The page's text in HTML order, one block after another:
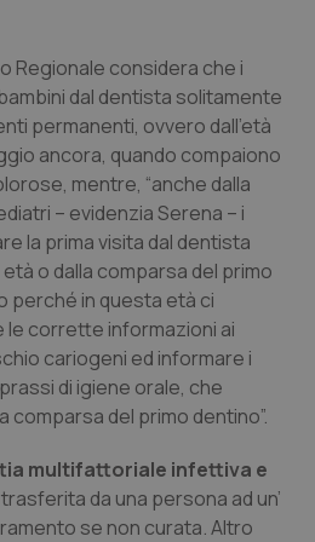
di Bolzano
Regionale considera che i
dal dentista solitamente
permanenti, ovvero dall’età
ancora, quando compaiono
mentre, “anche dalla
– evidenzia Serena – i
la prima visita dal dentista
o dalla comparsa del primo
perché in questa età ci
corrette informazioni ai
cariogeni ed informare i
di igiene orale, che
comparsa del primo dentino”.
multifattoriale infettiva e
da una persona ad un’
se non curata. Altro